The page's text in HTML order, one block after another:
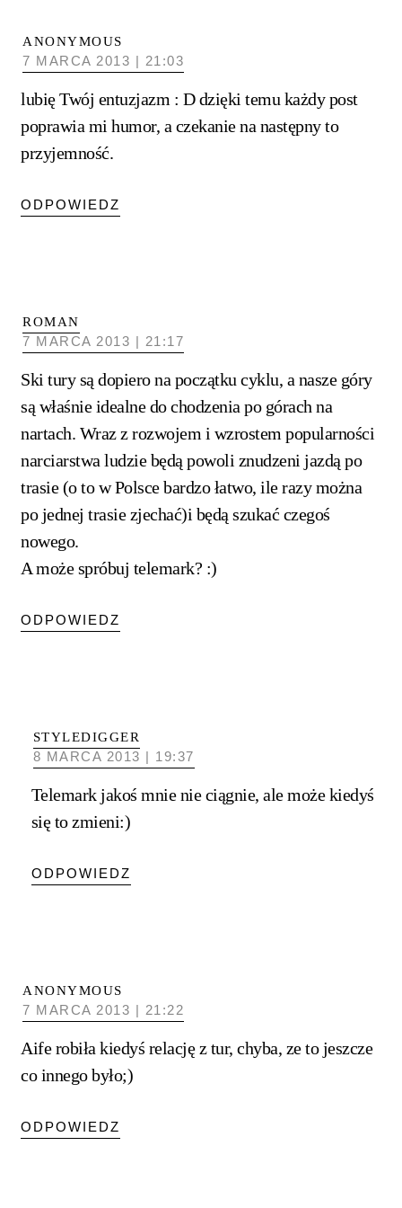
ANONYMOUS
7 MARCA 2013 | 21:03
lubię Twój entuzjazm : D dzięki temu każdy post
poprawia mi humor, a czekanie na następny to
przyjemność.
ODPOWIEDZ
ROMAN
7 MARCA 2013 | 21:17
Ski tury są dopiero na początku cyklu, a nasze góry
są właśnie idealne do chodzenia po górach na
nartach. Wraz z rozwojem i wzrostem popularności
narciarstwa ludzie będą powoli znudzeni jazdą po
trasie (o to w Polsce bardzo łatwo, ile razy można
po jednej trasie zjechać)i będą szukać czegoś
nowego.
A może spróbuj telemark? :)
ODPOWIEDZ
STYLEDIGGER
8 MARCA 2013 | 19:37
Telemark jakoś mnie nie ciągnie, ale może kiedyś
się to zmieni:)
ODPOWIEDZ
ANONYMOUS
7 MARCA 2013 | 21:22
Aife robiła kiedyś relację z tur, chyba, ze to jeszcze
co innego było;)
ODPOWIEDZ